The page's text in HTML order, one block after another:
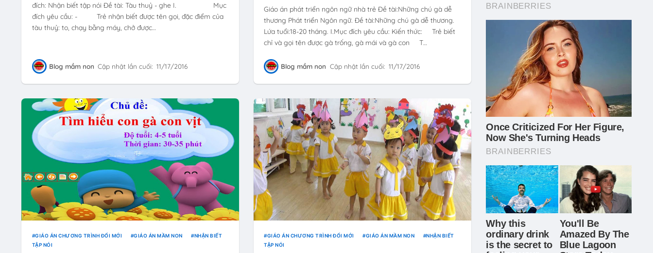
đích: Nhận biết tập nói Đề tài: Tàu thuỷ - ghe I. Mục
đích yêu cầu: - Trẻ nhận biết được tên gọi, đặc điểm của
tàu thuỷ: to, chạy bằng máy, chở được…
Blog mầm non Cập nhật lần cuối: 11/17/2016
Giáo án phát triển ngôn ngữ nhà trẻ Đề tài:Những chú gà dễ
thương Phát triển Ngôn ngữ. Đề tài:Những chú gà dễ thương.
Lứa tuổi:18-20 tháng. I.Mục đích yêu cầu: Kiến thức: Trẻ biết
chỉ và gọi tên được gà trống, gà mái và gà con T…
Blog mầm non Cập nhật lần cuối: 11/17/2016
GIÁO ÁN CHƯƠNG TRÌNH ĐỔI MỚI GIÁO ÁN MẦM NON
NHẬN BIẾ́T
TẬP NÓI
GIÁO ÁN CHƯƠNG TRÌNH ĐỔI MỚI GIÁO ÁN MẦM NON
NHẬN BIẾ́T
TẬP NÓI